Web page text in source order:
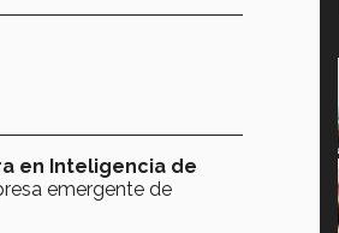
en Inteligencia de
emergente de